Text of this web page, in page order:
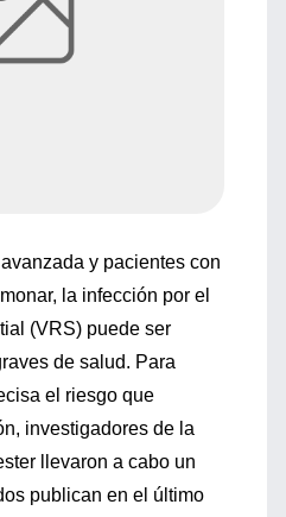
y pacientes con
la infección por el
(VRS) puede ser
de salud. Para
el riesgo que
investigadores de la
llevaron a cabo un
publican en el último